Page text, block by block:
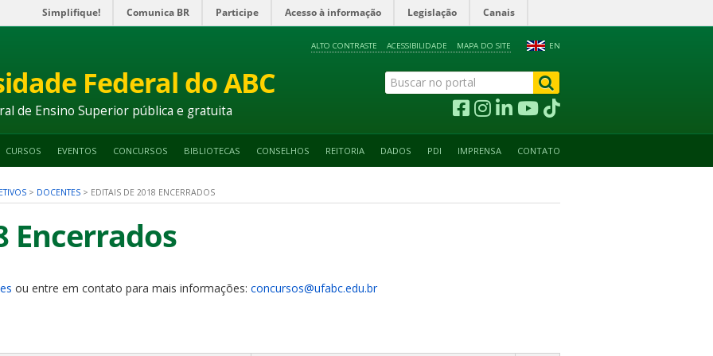
Simplifique! Comunica BR Participe Acesso à informação Legislação Canais
EN
ALTO CONTRASTE ACESSIBILIDADE MAPA DO SITE
Federal do ABC
de Ensino Superior pública e gratuita
CURSOS EVENTOS CONCURSOS BIBLIOTECAS CONSELHOS REITORIA DADOS PDI IMPRENSA CONTATO
> DOCENTES > EDITAIS DE 2018 ENCERRADOS
Encerrados
ou entre em contato para mais informações: concursos@ufabc.edu.br